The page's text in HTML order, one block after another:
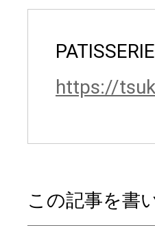
https://
この記事を書